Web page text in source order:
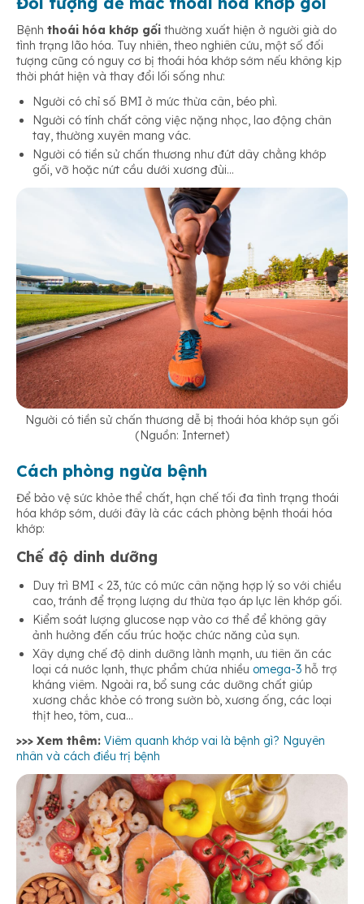
Bệnh thoái hóa khớp gối thường xuất hiện ở người già do
tình trạng lão hóa. Tuy nhiên, theo nghiên cứu, một số đối
tượng cũng có nguy cơ bị thoái hóa khớp sớm nếu không kịp
thời phát hiện và thay đổi lối sống như:
Người có chỉ số BMI ở mức thừa cân, béo phì.
Người có tính chất công việc nặng nhọc, lao động chân
tay, thường xuyên mang vác.
Người có tiền sử chấn thương như đứt dây chằng khớp
gối, vỡ hoặc nứt cầu dưới xương đùi…
Người có tiền sử chấn thương dễ bị thoái hóa khớp sụn gối
(Nguồn: Internet)
Cách phòng ngừa bệnh
Để bảo vệ sức khỏe thể chất, hạn chế tối đa tình trạng thoái
hóa khớp sớm, dưới đây là các cách phòng bệnh thoái hóa
khớp:
Chế độ dinh dưỡng
Duy trì BMI < 23, tức có mức cân nặng hợp lý so với chiều
cao, tránh để trọng lượng dư thừa tạo áp lực lên khớp gối.
Kiểm soát lượng glucose nạp vào cơ thể để không gây
ảnh hưởng đến cấu trúc hoặc chức năng của sụn.
Xây dựng chế độ dinh dưỡng lành mạnh, ưu tiên ăn các
loại cá nước lạnh, thực phẩm chứa nhiều omega-3 hỗ trợ
kháng viêm. Ngoài ra, bổ sung các dưỡng chất giúp
xương chắc khỏe có trong sườn bò, xương ống, các loại
thịt heo, tôm, cua…
>>> Xem thêm: Viêm quanh khớp vai là bệnh gì? Nguyên
nhân và cách điều trị bệnh